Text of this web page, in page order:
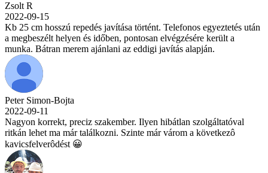
Zsolt R
2022-09-15
Kb 25 cm hosszú repedés javítása történt. Telefonos egyeztetés után
a megbeszélt helyen és időben, pontosan elvégzésére került a
munka. Bátran merem ajánlani az eddigi javítás alapján.
Peter Simon-Bojta
2022-09-11
Nagyon korrekt, preciz szakember. Ilyen hibátlan szolgáltatóval
ritkán lehet ma már találkozni. Szinte már várom a következô
kavicsfelverôdést 😀